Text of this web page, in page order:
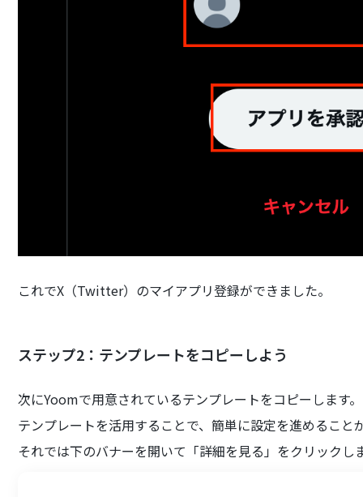
これでX（Twitter）のマイアプリ登録ができました。
ステップ2：テンプレートをコピーしよう
次にYoomで用意されているテンプレートをコピーします。
テンプレートを活用することで、簡単に設定を進めること
それでは下のバナーを開いて「詳細を見る」をクリックし